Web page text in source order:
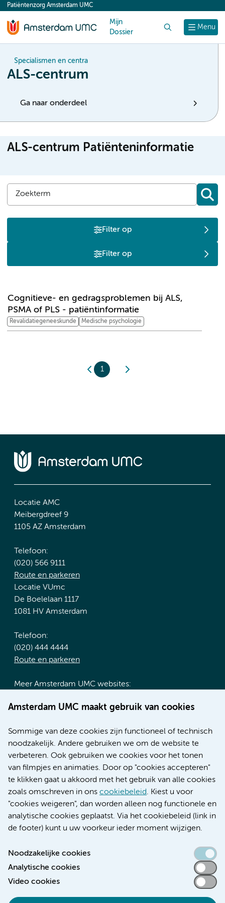
content
Amsterdam UMC maakt gebruik van cookies
Sommige van deze cookies zijn functioneel of technisch
noodzakelijk. Andere gebruiken we om de website te
verbeteren. Ook gebruiken we cookies voor het tonen
van filmpjes en animaties. Door op "cookies accepteren"
te klikken gaat u akkoord met het gebruik van alle cookies
zoals omschreven in ons cookiebeleid. Kiest u voor
"cookies weigeren", dan worden alleen nog functionele en
analytische cookies geplaatst. Via het cookiebeleid (link in
de footer) kunt u uw voorkeur ieder moment wijzigen.
Noodzakelijke cookies
Analytische cookies
Video cookies
Menu
Patiëntenzorg Amsterdam UMC
Mijn
Dossier
Specialismen en centra
ALS-centrum
Ga naar onderdeel
ALS-centrum Patiënteninformatie
Filter op
Filter op
Cognitieve- en gedragsproblemen bij ALS,
PSMA of PLS - patiëntinformatie
Revalidatiegeneeskunde Medische psychologie
1
Locatie AMC
Meibergdreef 9
1105 AZ Amsterdam
Telefoon:
(020) 566 9111
Route en parkeren
Locatie VUmc
De Boelelaan 1117
1081 HV Amsterdam
Telefoon:
(020) 444 4444
Route en parkeren
Meer Amsterdam UMC websites:
Werken bij Amsterdam UMC
Nieuws
Research
Educatie locatie AMC
Educatie locatie VUmc
Verwijzen & diagnostiek
Toegankelijkheidsverklaring
Responsible disclosure